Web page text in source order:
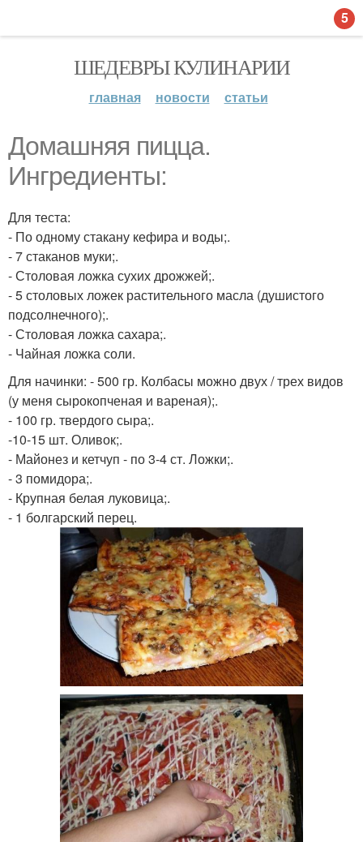
ШЕДЕВРЫ КУЛИНАРИИ
главная новости статьи
Домашняя пицца.
Ингредиенты:
Для теста:
- По одному стакану кефира и воды;.
- 7 стаканов муки;.
- Столовая ложка сухих дрожжей;.
- 5 столовых ложек растительного масла (душистого
подсолнечного);.
- Столовая ложка сахара;.
- Чайная ложка соли.
Для начинки: - 500 гр. Колбасы можно двух / трех видов
(у меня сырокопченая и вареная);.
- 100 гр. твердого сыра;.
-10-15 шт. Оливок;.
- Майонез и кетчуп - по 3-4 ст. Ложки;.
- 3 помидора;.
- Крупная белая луковица;.
- 1 болгарский перец.
5